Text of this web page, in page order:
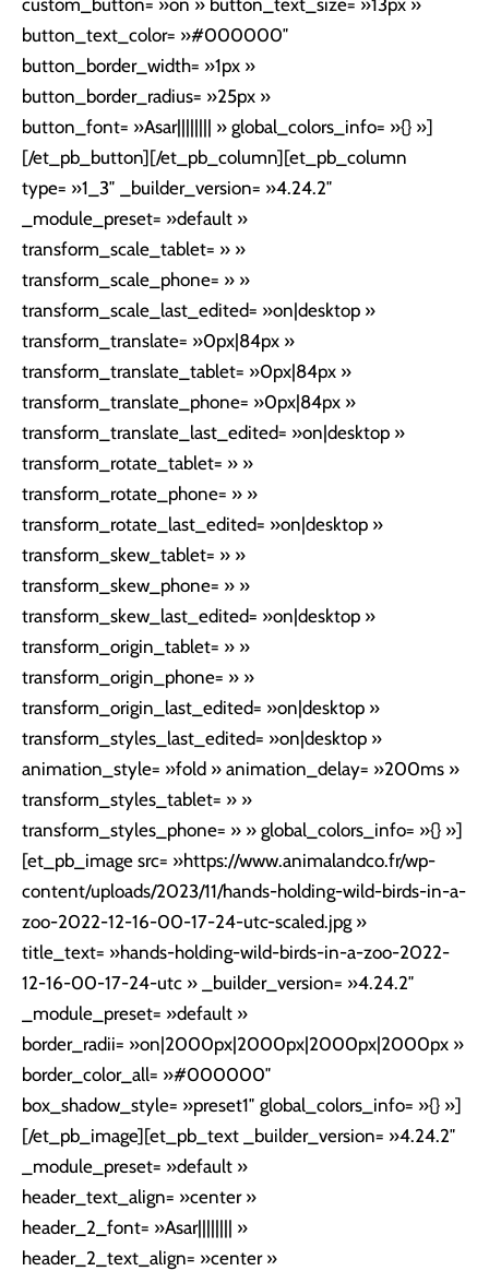
custom_button= »on » button_text_size= »13px »
button_text_color= »#000000″
button_border_width= »1px »
button_border_radius= »25px »
button_font= »Asar|||||||| » global_colors_info= »{} »]
[/et_pb_button][/et_pb_column][et_pb_column
type= »1_3″ _builder_version= »4.24.2″
_module_preset= »default »
transform_scale_tablet= » »
transform_scale_phone= » »
transform_scale_last_edited= »on|desktop »
transform_translate= »0px|84px »
transform_translate_tablet= »0px|84px »
transform_translate_phone= »0px|84px »
transform_translate_last_edited= »on|desktop »
transform_rotate_tablet= » »
transform_rotate_phone= » »
transform_rotate_last_edited= »on|desktop »
transform_skew_tablet= » »
transform_skew_phone= » »
transform_skew_last_edited= »on|desktop »
transform_origin_tablet= » »
transform_origin_phone= » »
transform_origin_last_edited= »on|desktop »
transform_styles_last_edited= »on|desktop »
animation_style= »fold » animation_delay= »200ms »
transform_styles_tablet= » »
transform_styles_phone= » » global_colors_info= »{} »]
[et_pb_image src= »https://www.animalandco.fr/wp-
content/uploads/2023/11/hands-holding-wild-birds-in-a-
zoo-2022-12-16-00-17-24-utc-scaled.jpg »
title_text= »hands-holding-wild-birds-in-a-zoo-2022-
12-16-00-17-24-utc » _builder_version= »4.24.2″
_module_preset= »default »
border_radii= »on|2000px|2000px|2000px|2000px »
border_color_all= »#000000″
box_shadow_style= »preset1″ global_colors_info= »{} »]
[/et_pb_image][et_pb_text _builder_version= »4.24.2″
_module_preset= »default »
header_text_align= »center »
header_2_font= »Asar|||||||| »
header_2_text_align= »center »